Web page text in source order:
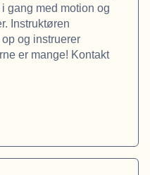
gang med motion og
Instruktøren
og instruerer
er mange! Kontakt